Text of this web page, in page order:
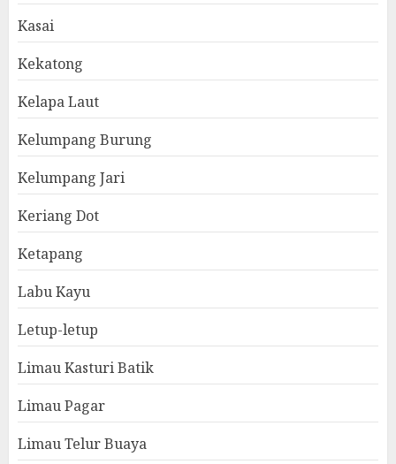
Kasai
Kekatong
Kelapa Laut
Kelumpang Burung
Kelumpang Jari
Keriang Dot
Ketapang
Labu Kayu
Letup-letup
Limau Kasturi Batik
Limau Pagar
Limau Telur Buaya